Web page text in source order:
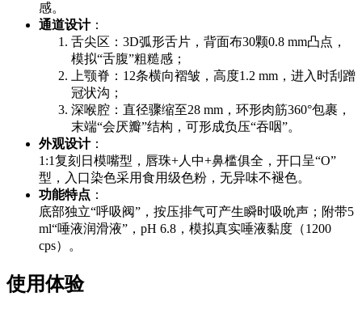
感。
通道设计：
舌尖区：3D弧形舌片，背面布30颗0.8 mm凸点，
模拟“舌腹”粗糙感；
上颚脊：12条横向褶皱，高度1.2 mm，进入时刮蹭
冠状沟；
深喉腔：直径骤缩至28 mm，环形肉筋360°包裹，
末端“会厌瓣”结构，可形成负压“吞咽”。
外观设计：
1:1复刻日模嘴型，唇珠+人中+鼻槛俱全，开口呈“O”
型，入口染色采用食用级色粉，无异味不褪色。
功能特点 ：
底部独立“呼吸阀”，按压排气可产生瞬时吸吮声；附带5
ml“唾液润滑液”，pH 6.8，模拟真实唾液黏度（1200
cps）。
使用体验